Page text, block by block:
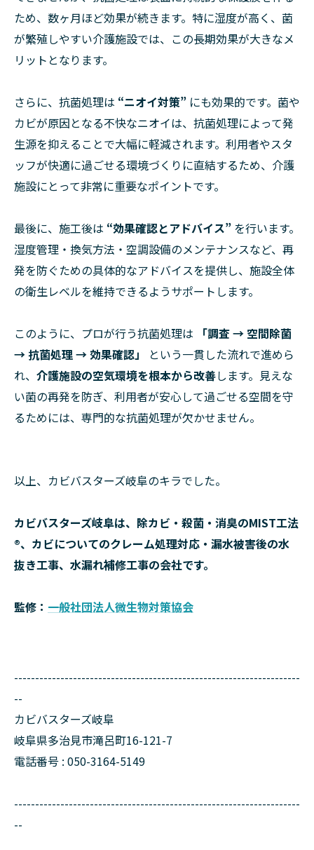
ため、数ヶ月ほど効果が続きます。特に湿度が高く、菌
が繁殖しやすい介護施設では、この長期効果が大きなメ
リットとなります。
さらに、抗菌処理は “ニオイ対策” にも効果的です。菌や
カビが原因となる不快なニオイは、抗菌処理によって発
生源を抑えることで大幅に軽減されます。利用者やスタ
ッフが快適に過ごせる環境づくりに直結するため、介護
施設にとって非常に重要なポイントです。
最後に、施工後は “効果確認とアドバイス” を行います。
湿度管理・換気方法・空調設備のメンテナンスなど、再
発を防ぐための具体的なアドバイスを提供し、施設全体
の衛生レベルを維持できるようサポートします。
このように、プロが行う抗菌処理は
「調査 → 空間除菌
→ 抗菌処理 → 効果確認」
という一貫した流れで進めら
れ、 介護施設の空気環境を根本から改善します。見えな
い菌の再発を防ぎ、利用者が安心して過ごせる空間を守
るためには、専門的な抗菌処理が欠かせません。
以上、カビバスターズ岐阜のキラでした。
カビバスターズ岐阜は、除カビ・殺菌・消臭のMIST工法
®、カビについてのクレーム処理対応・漏水被害後の水
抜き工事、水漏れ補修工事の会社です。
監修： 一般社団法人微生物対策協会
--------------------------------------------------------------------
--
カビバスターズ岐阜
岐阜県多治見市滝呂町16-121-7
電話番号 : 050-3164-5149
--------------------------------------------------------------------
--